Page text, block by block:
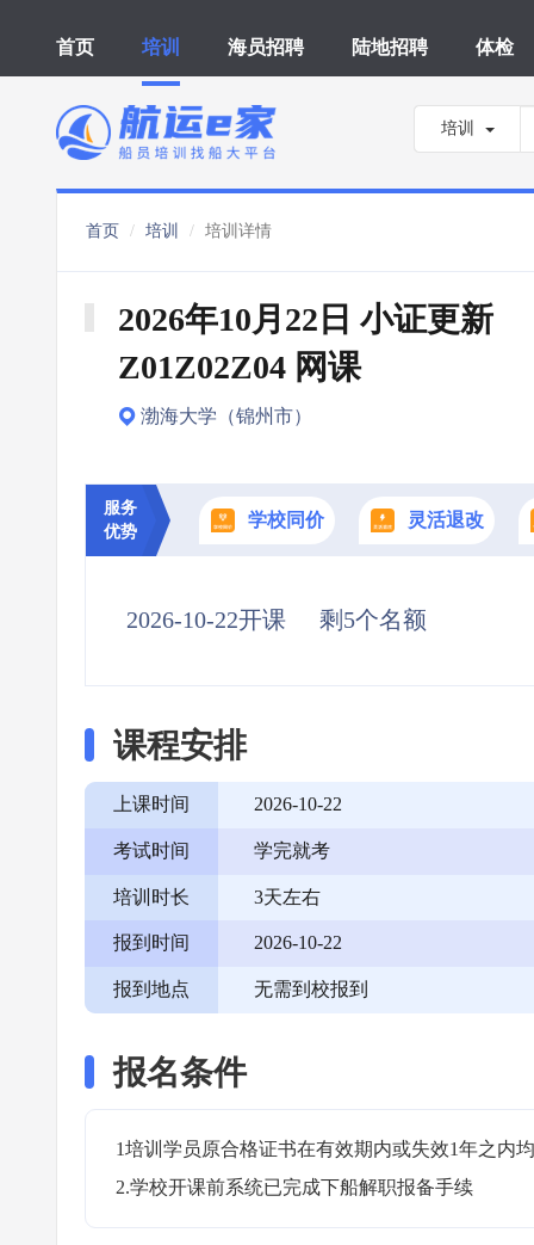
首页 培训 海员招聘 陆地招聘 体检
培训
首页 培训 培训详情
2026年10月22日 小证更新
Z01Z02Z04 网课
渤海大学（锦州市）
服务
优势
学校同价 灵活退改
2026-10-22开课 剩5个名额
课程安排
上课时间 2026-10-22
考试时间 学完就考
培训时长 3天左右
报到时间 2026-10-22
报到地点 无需到校报到
报名条件
1培训学员原合格证书在有效期内或失效1年之内
2.学校开课前系统已完成下船解职报备手续